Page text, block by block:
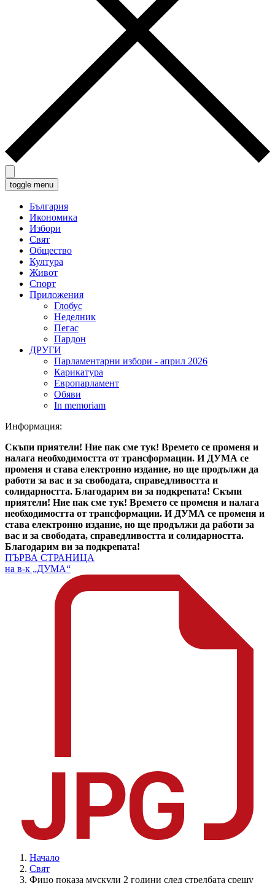
toggle menu
България
Икономика
Избори
Свят
Общество
Култура
Живот
Спорт
Приложения
Глобус
Неделник
Пегас
Пардон
ДРУГИ
Парламентарни избори - април 2026
Карикатура
Европарламент
Обяви
In memoriam
Информация:
Скъпи приятели! Ние пак сме тук! Времето се променя и
налага необходимостта от трансформации. И ДУМА се
променя и става електронно издание, но ще продължи да
работи за вас и за свободата, справедливостта и
солидарността. Благодарим ви за подкрепата! Скъпи
приятели! Ние пак сме тук! Времето се променя и налага
необходимостта от трансформации. И ДУМА се променя и
става електронно издание, но ще продължи да работи за
вас и за свободата, справедливостта и солидарността.
Благодарим ви за подкрепата!
ПЪРВА СТРАНИЦА
на в-к „ДУМА“
Начало
Свят
Фицо показа мускули 2 години след стрелбата срещу